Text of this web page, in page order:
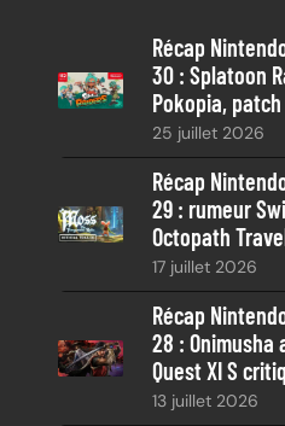
c
h
Récap
30 : Splatoon
Pokopia,
25 juillet 2026
Récap
29 : rumeur
Octopath
17 juillet 2026
Récap
28 : Onimusha
Quest XI S
13 juillet 2026